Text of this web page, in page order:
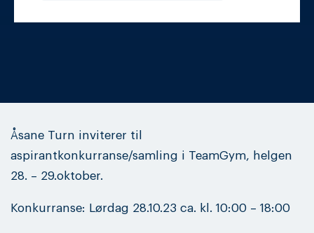
Åsane Turn inviterer til
aspirantkonkurranse/samling i TeamGym, helgen
28. – 29.oktober.
Konkurranse: Lørdag 28.10.23 ca. kl. 10:00 – 18:00